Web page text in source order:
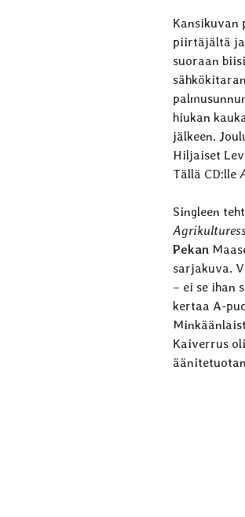
Kansikuvan
piirtäjältä
suoraan
hiukan
jälkeen.
Hiljaiset
Tällä CD:lle
Singleen
Pekan
sarjakuva.
– ei se ihan
kertaa A-
Kaiverrus